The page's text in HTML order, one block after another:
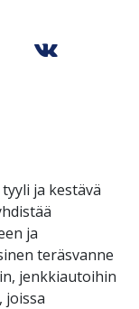
ja kestävä
ja
teräsvanne
jenkkiautoihin
joissa